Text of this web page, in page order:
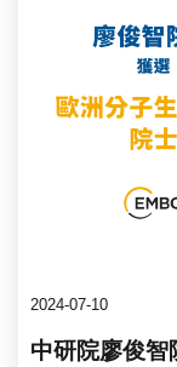
2024-07-10
中研院廖俊智